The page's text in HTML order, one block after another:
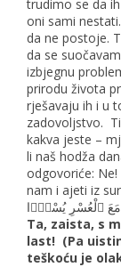
trudimo se da
oni sami
da ne postoje.
da se
izbjegnu
prirodu života
rješavaju ih i u
zadovoljstvo.
kakva jeste –
li naš hodža
odgovoriće:
nam i ajeti iz
مَعَ ٱلْعُسْرِ يُسْرًۭا
Ta, zaista, s
last! (Pa
teškoću je